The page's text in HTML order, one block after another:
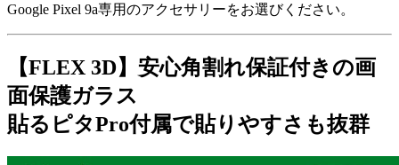
Google Pixel 9a専用のアクセサリーをお選びください。
【FLEX 3D】安心角割れ保証付きの画
面保護ガラス
貼るピタPro付属で貼りやすさも抜群